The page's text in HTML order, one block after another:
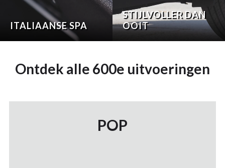
ITALIAANSE SPA
STIJLVOLLER DAN
OOIT
Ontdek alle 600e uitvoeringen
POP